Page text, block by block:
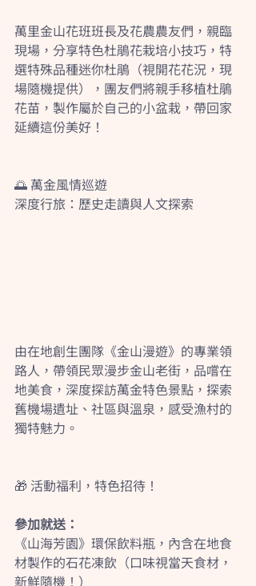
萬里金山花班班長及花農農友們，親臨
現場，分享特色杜鵑花栽培小技巧，特
選特殊品種迷你杜鵑（視開花花況，現
場隨機提供），團友們將親手移植杜鵑
花苗，製作屬於自己的小盆栽，帶回家
延續這份美好！
🌅 萬金風情巡遊
深度行旅：歷史走讀與人文探索
由在地創生團隊《金山漫遊》的專業領
路人，帶領民眾漫步金山老街，品嚐在
地美食，深度探訪萬金特色景點，探索
舊機場遺址、社區與溫泉，感受漁村的
獨特魅力。
🎁 活動福利，特色招待！
參加就送：
《山海芳園》環保飲料瓶，內含在地食
材製作的石花凍飲（口味視當天食材，
新鮮隨機！）